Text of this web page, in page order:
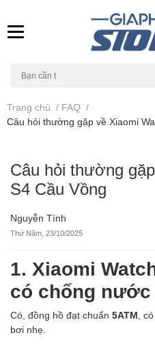
Trang chủ / FAQ /
Câu hỏi thường gặp về Xiaomi
Câu hỏi thường
S4 Cầu Vồng
Nguyễn Tính
Thứ Năm, 23/10/2025
1. Xiaomi
có chống nước
Có, đồng hồ đạt chuẩn 5ATM ,
bơi nhẹ.